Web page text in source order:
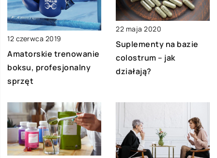
12 czerwca 2019
Amatorskie trenowanie
boksu, profesjonalny
sprzęt
22 maja 2020
Suplementy na bazie
colostrum – jak
działają?